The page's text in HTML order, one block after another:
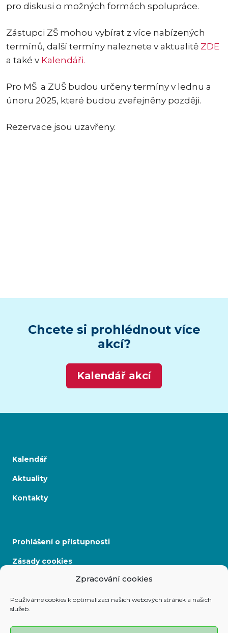
Zpracování cookies
Používáme cookies k optimalizaci našich webových stránek a našich
služeb.
pro diskusi o možných formách spolupráce.
Zástupci ZŠ mohou vybírat z více nabízených
termínů, další termíny naleznete v aktualitě ZDE
a také v Kalendáři.
Pro MŠ a ZUŠ budou určeny termíny v lednu a
únoru 2025, které budou zveřejněny později.
Rezervace jsou uzavřeny.
Chcete si prohlédnout více
akcí?
Kalendář akcí
Kalendář
Aktuality
Kontakty
Prohlášení o přístupnosti
Zásady cookies